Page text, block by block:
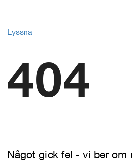
Lyssna
404
Något gick fel - vi ber om